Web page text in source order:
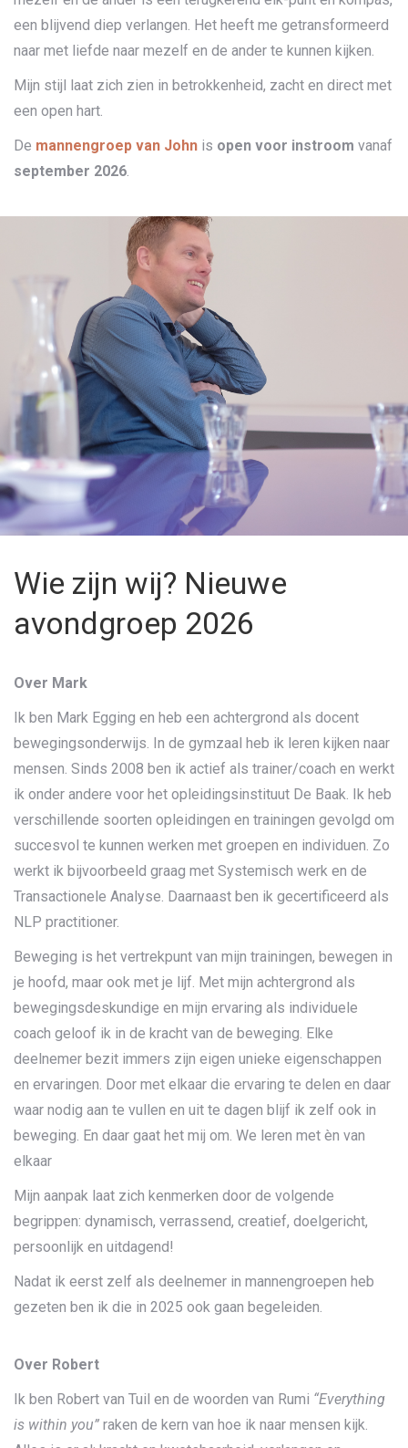
een blijvend diep verlangen. Het heeft me getransformeerd
naar met liefde naar mezelf en de ander te kunnen kijken.
Mijn stijl laat zich zien in betrokkenheid, zacht en direct met
een open hart.
De mannengroep van John is open voor instroom vanaf
september 2026.
Wie zijn wij? Nieuwe
avondgroep 2026
Over Mark
Ik ben Mark Egging en heb een achtergrond als docent
bewegingsonderwijs. In de gymzaal heb ik leren kijken naar
mensen. Sinds 2008 ben ik actief als trainer/coach en werkt
ik onder andere voor het opleidingsinstituut De Baak. Ik heb
verschillende soorten opleidingen en trainingen gevolgd om
succesvol te kunnen werken met groepen en individuen. Zo
werkt ik bijvoorbeeld graag met Systemisch werk en de
Transactionele Analyse. Daarnaast ben ik gecertificeerd als
NLP practitioner.
Beweging is het vertrekpunt van mijn trainingen, bewegen in
je hoofd, maar ook met je lijf. Met mijn achtergrond als
bewegingsdeskundige en mijn ervaring als individuele
coach geloof ik in de kracht van de beweging. Elke
deelnemer bezit immers zijn eigen unieke eigenschappen
en ervaringen. Door met elkaar die ervaring te delen en daar
waar nodig aan te vullen en uit te dagen blijf ik zelf ook in
beweging. En daar gaat het mij om. We leren met èn van
elkaar
Mijn aanpak laat zich kenmerken door de volgende
begrippen: dynamisch, verrassend, creatief, doelgericht,
persoonlijk en uitdagend!
Nadat ik eerst zelf als deelnemer in mannengroepen heb
gezeten ben ik die in 2025 ook gaan begeleiden.
Over Robert
Ik ben Robert van Tuil en de woorden van Rumi “Everything
is within you” raken de kern van hoe ik naar mensen kijk.